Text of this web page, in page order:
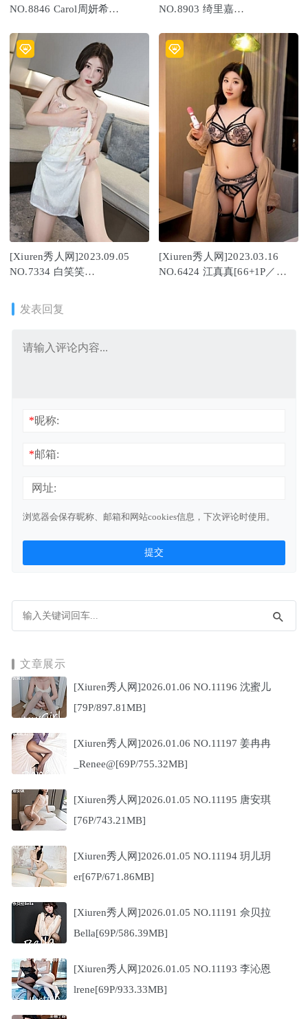
NO.8846 Carol周妍希
NO.8903 绮里嘉
[Xiuren秀人网]2023.09.05
NO.7334 白笑笑
[Xiuren秀人网]2023.03.16
NO.6424 江真真[66+1P／
发表回复
*昵称:
*邮箱:
网址:
浏览器会保存昵称、邮箱和网站cookies信息，下次评论时使用。
文章展示
[Xiuren秀人网]2026.01.06 NO.11196 沈蜜儿
[79P/897.81MB]
[Xiuren秀人网]2026.01.06 NO.11197 姜冉冉
_Renee@[69P/755.32MB]
[Xiuren秀人网]2026.01.05 NO.11195 唐安琪
[76P/743.21MB]
[Xiuren秀人网]2026.01.05 NO.11194 玥儿玥
er[67P/671.86MB]
[Xiuren秀人网]2026.01.05 NO.11191 佘贝拉
Bella[69P/586.39MB]
[Xiuren秀人网]2026.01.05 NO.11193 李沁恩
lrene[69P/933.33MB]